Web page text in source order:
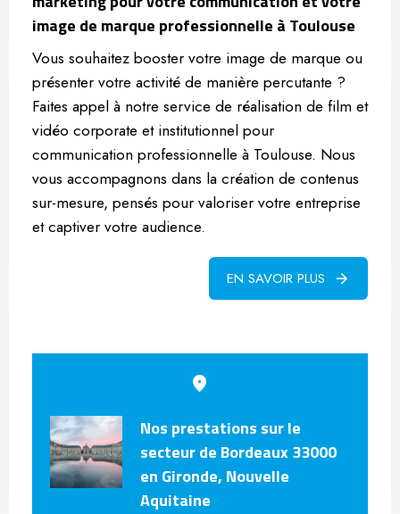
image de marque professionnelle à Toulouse
Vous souhaitez booster votre image de marque ou
présenter votre activité de manière percutante ?
Faites appel à notre service de réalisation de film et
vidéo corporate et institutionnel pour
communication professionnelle à Toulouse. Nous
vous accompagnons dans la création de contenus
sur-mesure, pensés pour valoriser votre entreprise
et captiver votre audience.
EN SAVOIR PLUS
Nos prestations sur le
secteur de Bordeaux 33000
en Gironde, Nouvelle
Aquitaine